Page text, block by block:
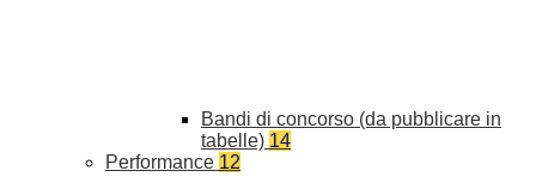
Bandi di concorso (da pubblicare in
tabelle) 14
Performance 12